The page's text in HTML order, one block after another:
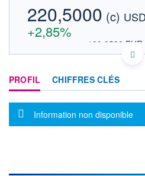
220,5000 (c) USD
+2,85%
190,8538 EUR
DONNÉES TEMPS DIFFÉRÉ
Politique d'exécution
PROFIL CHIFFRES CLÉS
Message d'information
Information non disponible